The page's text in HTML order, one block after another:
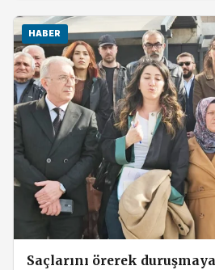
HABER
Saçlarını örerek